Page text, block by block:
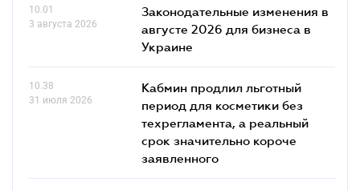
10.01
3 августа 2026
Законодательные изменения в
августе 2026 для бизнеса в
Украине
10.38
31 июля 2026
Кабмин продлил льготный
период для косметики без
техрегламента, а реальный
срок значительно короче
заявленного